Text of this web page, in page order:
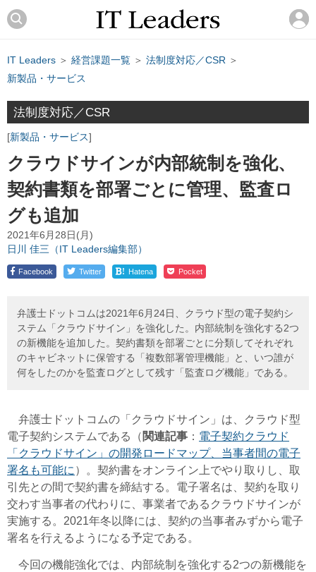
IT Leaders ＞ 経営課題一覧 ＞ 法制度対応／CSR ＞
新製品・サービス
法制度対応／CSR
新製品・サービス
クラウドサインが内部統制を強化、
契約書類を部署ごとに管理、監査ロ
グも追加
2021年6月28日(月)
日川 佳三（IT Leaders編集部）
Facebook Twitter ! Hatena Pocket
弁護士ドットコムは2021年6月24日、クラウド型の電子契約シ
ステム「クラウドサイン」を強化した。内部統制を強化する2つ
の新機能を追加した。契約書類を部署ごとに分類してそれぞれ
のキャビネットに保管する「複数部署管理機能」と、いつ誰が
何をしたのかを監査ログとして残す「監査ログ機能」である。
弁護士ドットコムの「クラウドサイン」は、クラウド型
電子契約システムである（ 関連記事 ： 電子契約クラウド
「クラウドサイン」の開発ロードマップ、当事者間の電子
署名も可能に ）。契約書をオンライン上でやり取りし、取
引先との間で契約書を締結する。電子署名は、契約を取り
交わす当事者の代わりに、事業者であるクラウドサインが
実施する。2021年冬以降には、契約の当事者みずから電子
署名を行えるようになる予定である。
今回の機能強化では、内部統制を強化する2つの新機能を